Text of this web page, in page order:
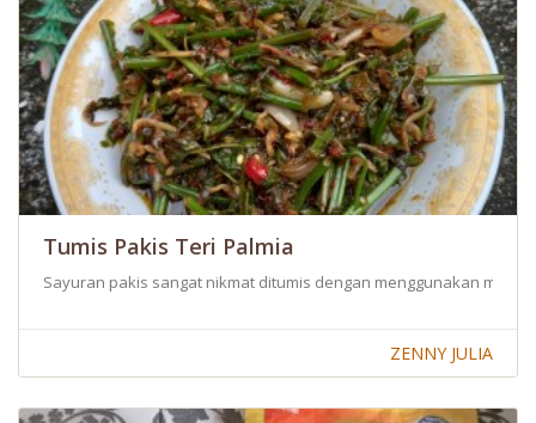
Tumis Pakis Teri Palmia
Sayuran pakis sangat nikmat ditumis dengan menggunakan
ZENNY JULIA